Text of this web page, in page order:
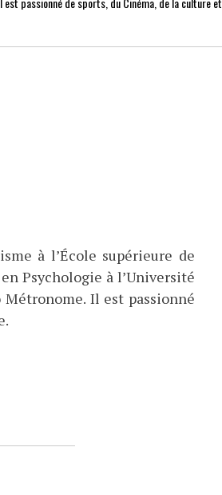
à l’École supérieure de
Psychologie à l’Université
Il est passionné